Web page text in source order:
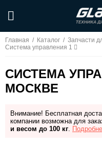
Главная / Каталог / Запчасти
Система управления 1
СИСТЕМА
МОСКВЕ
Внимание! Бесплатная
компании возможна для
и весом до 100 кг.